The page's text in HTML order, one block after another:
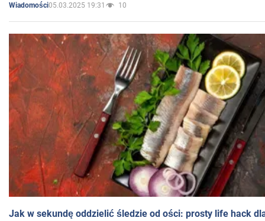
Wiadomości05.03.2025 19:31 10
Jak w sekundę oddzielić śledzie od ości: prosty life hack